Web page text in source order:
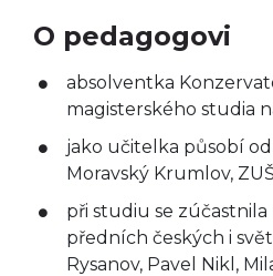
O pedagogovi
absolventka
magisterského studia
jako učitelka působí od
Moravský Krumlov,
při studiu se zúčastnila
předních českých i
Rysanov, Pavel Nikl,